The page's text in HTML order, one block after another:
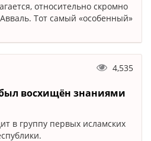
относительно скромно
Тот самый «особенный»
4,535
восхищён знаниями
в группу первых исламских